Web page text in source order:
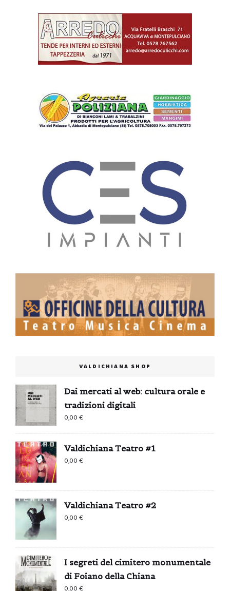
VALDICHIANA SHOP
Dai mercati al web: cultura orale e
tradizioni digitali
0,00€
Valdichiana Teatro #1
0,00€
Valdichiana Teatro #2
0,00€
I segreti del cimitero monumentale
di Foiano della Chiana
0,00€